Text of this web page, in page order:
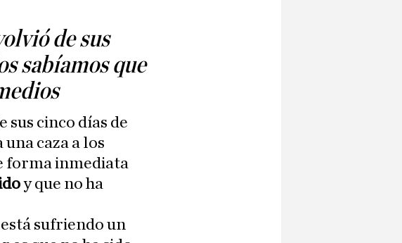
de sus
sabíamos que
sus cinco días de
caza a los
forma inmediata
y que no ha
sufriendo un